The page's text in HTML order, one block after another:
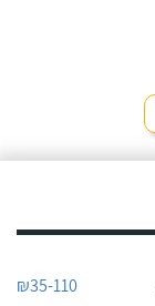
₪35-110